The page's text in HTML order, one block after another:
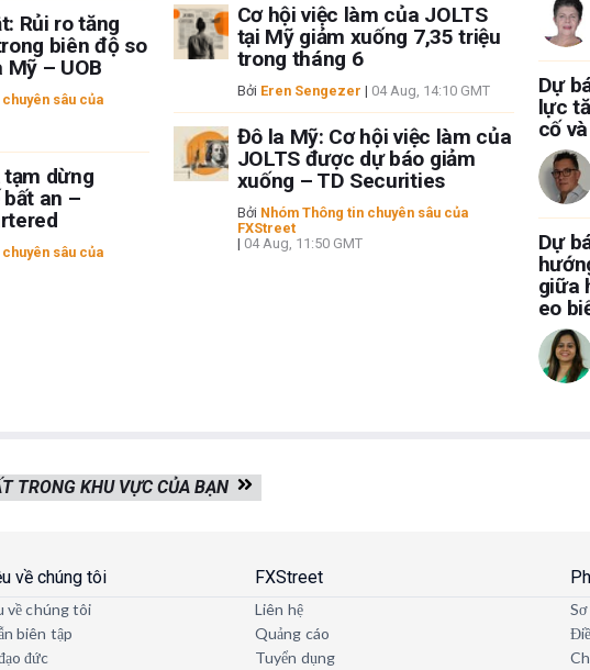
Rủi ro tăng
biên độ so
– UOB
sâu của
tạm dừng
an –
sâu của
Cơ hội việc làm của JOLTS
tại Mỹ giảm xuống 7,35 triệu
trong tháng 6
Bởi Eren Sengezer | 04 Aug, 14:10 GMT
Đô la Mỹ: Cơ hội việc làm của
JOLTS được dự báo giảm
xuống – TD Securities
Bởi Nhóm Thông tin chuyên sâu của
FXStreet
| 04 Aug, 11:50 GMT
Dự
lực
cố
Dự
giữa
eo
TRONG KHU VỰC CỦA BẠN
về chúng tôi
về chúng tôi
biên tập
đức
FXStreet
Liên hệ
Quảng cáo
Tuyển dụng